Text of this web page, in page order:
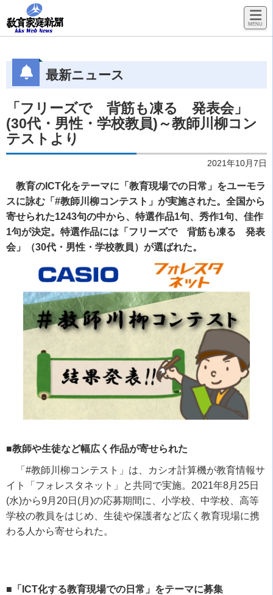
最新ニュース
「フリーズで 背筋も凍る 発表会」
(30代・男性・学校教員)～教師川柳コン
テストより
2021年10月7日
教育のICT化をテーマに「教育現場での日常」をユーモラ
スに詠む「#教師川柳コンテスト」が実施された。全国から
寄せられた1243句の中から、特選作品1句、秀作1句、佳作
1句が決定。特選作品には「フリーズで 背筋も凍る 発表
会」（30代・男性・学校教員）が選ばれた。
■教師や生徒など幅広く作品が寄せられた
「 #教師川柳コンテスト」は、カシオ計算機が教育情報サ
イト「フォレスタネット」と共同で実施。 2021年8月 25日
(水)から9月 20日 (月 )の応募期間に、小学校、中学校、高等
学校の教員をはじめ、生徒や保護者など広く教育現場に携
わる人から寄せられた。
■「ICT化する教育現場での日常」をテーマに募集